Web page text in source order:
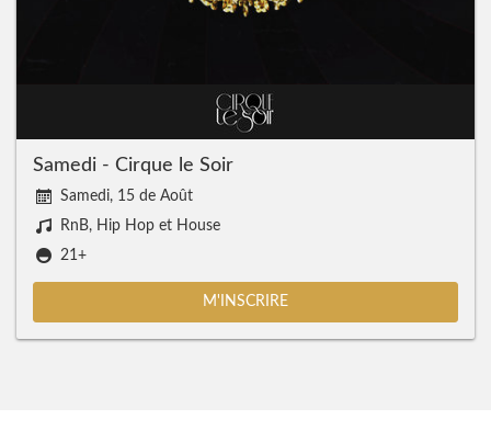
Samedi - Cirque le Soir
Samedi, 15 de Août
RnB, Hip Hop et House
21+
M'INSCRIRE